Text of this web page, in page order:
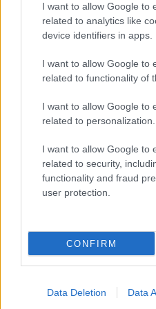
I want to allow Google to
related to analytics like
device identifiers in apps.
I want to allow Google to
related to functionality of
I want to allow Google to
related to personalization.
I want to allow Google to
related to security,
functionality and fraud
user protection.
CONFIRM
Data Deletion Data
alijázó érkezett